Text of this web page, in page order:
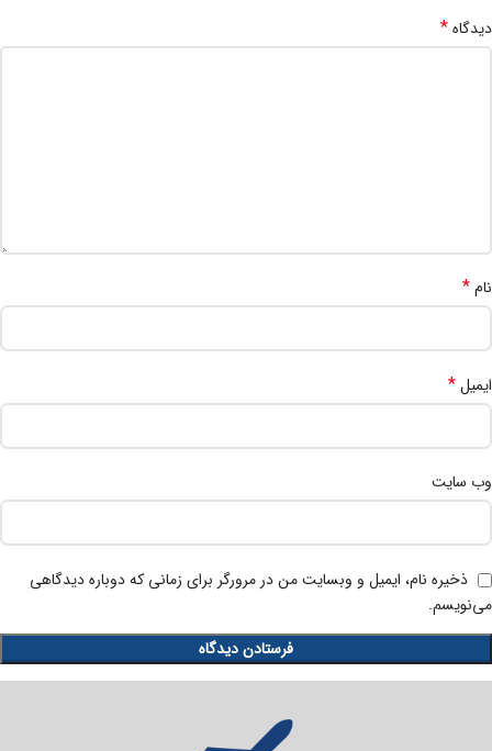
دیدگاه*
نام*
ایمیل*
وب‌ سایت
ذخیره نام، ایمیل و وبسایت من در مرورگر برای زمانی که دوباره دیدگاهی
می‌نویسم.